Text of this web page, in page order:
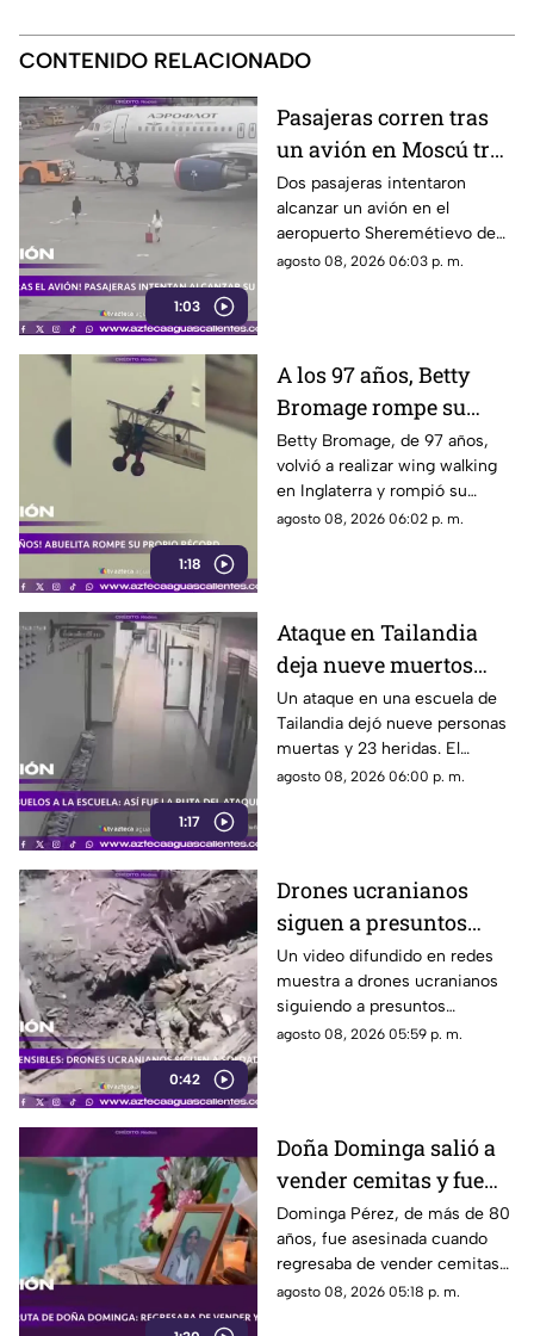
CONTENIDO RELACIONADO
1:03
Pasajeras corren tras
un avión en Moscú tras
llegar tarde a su vuelo
Dos pasajeras intentaron
alcanzar un avión en el
aeropuerto Sheremétievo de
Moscú tras llegar tarde a su
agosto 08, 2026 06:03 p. m.
1:18
A los 97 años, Betty
Bromage rompe su
propio récord Guinness
en las alturas
Betty Bromage, de 97 años,
volvió a realizar wing walking
en Inglaterra y rompió su
propio récord Guinness tras
agosto 08, 2026 06:02 p. m.
1:17
Ataque en Tailandia
deja nueve muertos
tras agresión en una
escuela
Un ataque en una escuela de
Tailandia dejó nueve personas
muertas y 23 heridas. El
presunto agresor, de 14 años,
agosto 08, 2026 06:00 p. m.
0:42
Drones ucranianos
siguen a presuntos
soldados rusos durante
varias horas
Un video difundido en redes
muestra a drones ucranianos
siguiendo a presuntos
soldados rusos antes de un
agosto 08, 2026 05:59 p. m.
Doña Dominga salió a
vender cemitas y fue
asesinada al regresar a
casa; así fue la agresión
(VIDEO)
Dominga Pérez, de más de 80
años, fue asesinada cuando
regresaba de vender cemitas
en Chachapa. La Fiscalía de
agosto 08, 2026 05:18 p. m.